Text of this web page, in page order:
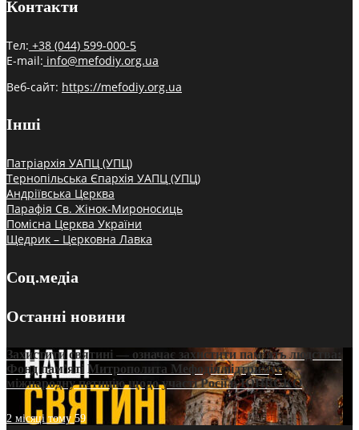
Контакти
Тел: +38 (044) 599-000-5
E-mail: info@mefodiy.org.ua
Веб-сайт: https://mefodiy.org.ua
Інші
Патріархія УАПЦ (УПЦ)
Тернопільська Єпархія УАПЦ (УПЦ)
Андріївська Церква
Парафія Св. Жінок-Мироносиць
Помісна Церква України
Щедрик – Церковна Лавка
Соц.медіа
Останні новини
Захистити святині — означає захистити пам’ять людства:
Фонд пам’яті Митрополита Мефодія підтримує
міжнародну петицію щодо участі Росії в ЮНЕСКО
2 місяці тому59